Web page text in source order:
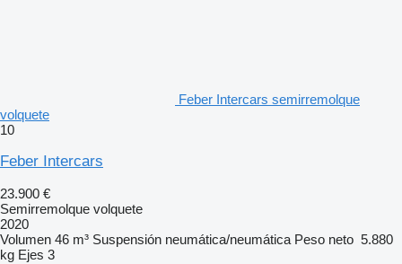
Feber Intercars semirremolque
volquete
10
Feber Intercars
23.900 €
Semirremolque volquete
2020
Volumen 46 m³ Suspensión neumática/neumática Peso neto 5.880
kg Ejes 3